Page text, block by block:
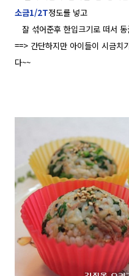
소금1/2T정도를 넣고
잘 섞어준후 한입크기로 떠서
==> 간단하지만 아이들이 시금치
다~~